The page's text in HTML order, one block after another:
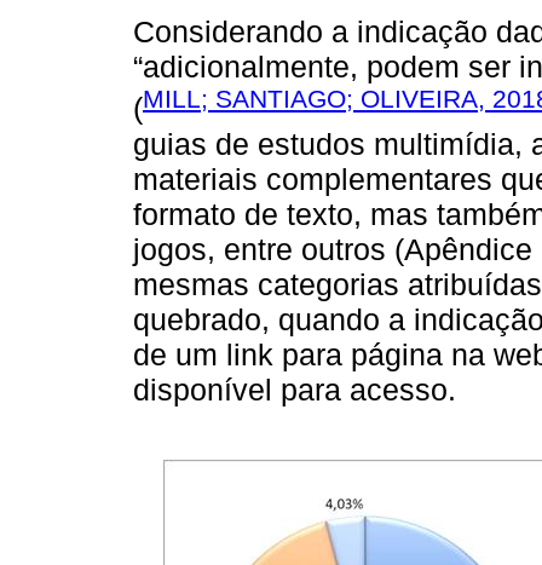
Considerando a indicação
“adicionalmente, podem ser
(MILL; SANTIAGO; OLIVEIRA,
guias de estudos multimídia,
materiais complementares
formato de texto, mas
jogos, entre outros
mesmas categorias
quebrado, quando a
de um link para página na
disponível para acesso.